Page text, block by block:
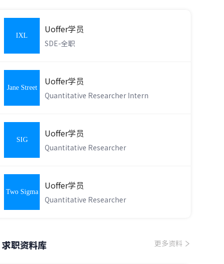
IXL
Learning
Uoffer学员
SDE-全职
Jane Street
Uoffer学员
Quantitative Researcher Intern
SIG
Uoffer学员
Quantitative Researcher
Two Sigma
Uoffer学员
Quantitative Researcher
求职资料库 更多资料